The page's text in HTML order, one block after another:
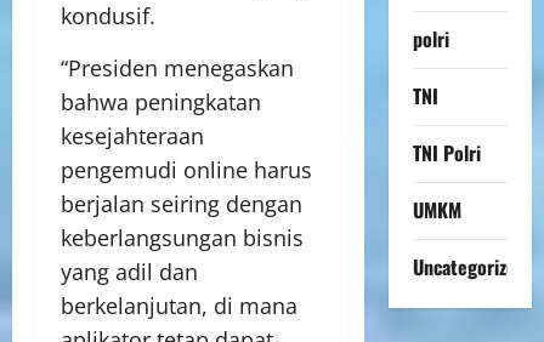
kondusif.
“Presiden menegaskan
bahwa peningkatan
kesejahteraan
pengemudi online harus
berjalan seiring dengan
keberlangsungan bisnis
yang adil dan
berkelanjutan, di mana
polri
TNI
TNI Polri
UMKM
Uncategorized